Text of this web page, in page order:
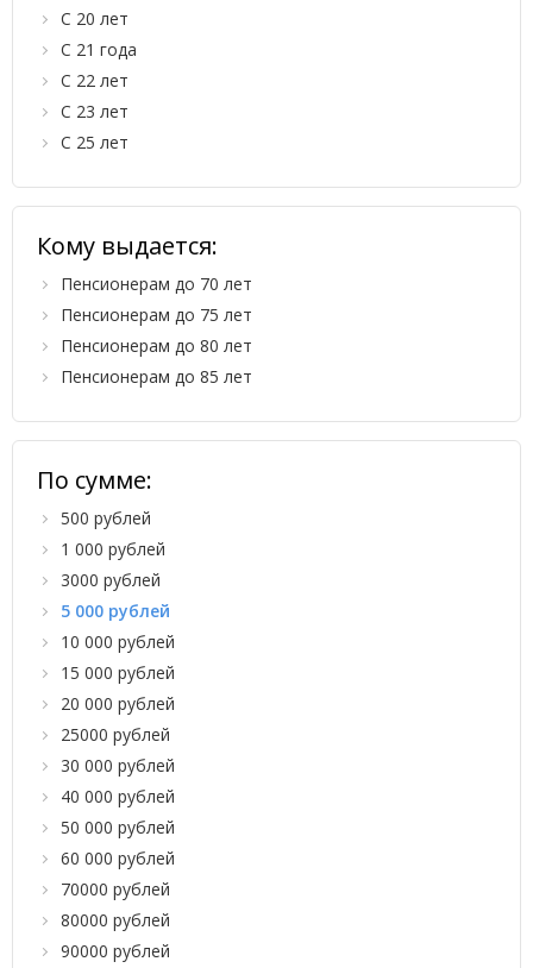
С 20 лет
С 21 года
С 22 лет
С 23 лет
С 25 лет
Кому выдается:
Пенсионерам до 70 лет
Пенсионерам до 75 лет
Пенсионерам до 80 лет
Пенсионерам до 85 лет
По сумме:
500 рублей
1 000 рублей
3000 рублей
5 000 рублей
10 000 рублей
15 000 рублей
20 000 рублей
25000 рублей
30 000 рублей
40 000 рублей
50 000 рублей
60 000 рублей
70000 рублей
80000 рублей
90000 рублей